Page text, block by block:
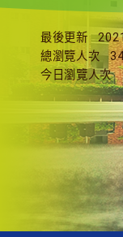
最後更新
總瀏覽人次
今日瀏覽人次